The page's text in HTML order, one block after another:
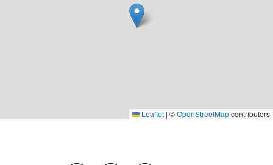
Leaflet | ©OpenStreetMapcontributors